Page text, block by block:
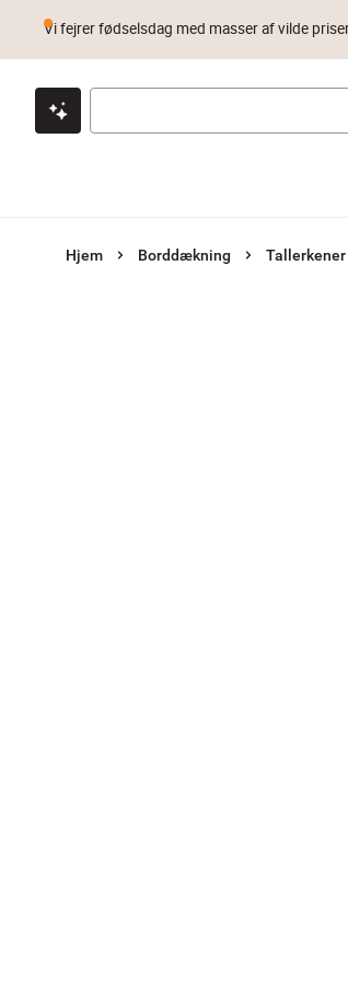
Klik & hent Byt i 1 år Prismatch
Vi fejrer fødselsdag med masser af vilde
Hjem Borddækning Tallerkener